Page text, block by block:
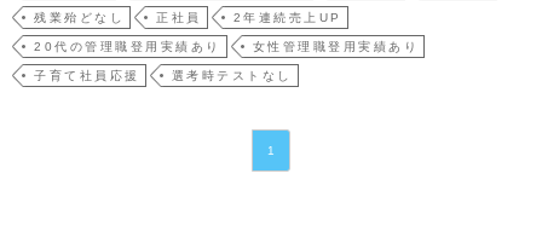
残業殆どなし 正社員 2年連続売上UP
20代の管理職登用実績あり 女性管理職登用実績あり
子育て社員応援 選考時テストなし
1